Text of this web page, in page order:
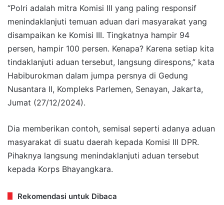
“Polri adalah mitra Komisi III yang paling responsif
menindaklanjuti temuan aduan dari masyarakat yang
disampaikan ke Komisi III. Tingkatnya hampir 94
persen, hampir 100 persen. Kenapa? Karena setiap kita
tindaklanjuti aduan tersebut, langsung direspons,” kata
Habiburokman dalam jumpa persnya di Gedung
Nusantara II, Kompleks Parlemen, Senayan, Jakarta,
Jumat (27/12/2024).
Dia memberikan contoh, semisal seperti adanya aduan
masyarakat di suatu daerah kepada Komisi III DPR.
Pihaknya langsung menindaklanjuti aduan tersebut
kepada Korps Bhayangkara.
Rekomendasi untuk Dibaca